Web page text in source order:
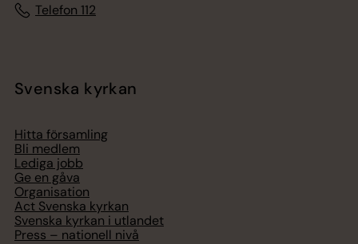
Telefon 112
Svenska kyrkan
Hitta församling
Bli medlem
Lediga jobb
Ge en gåva
Organisation
Act Svenska kyrkan
Svenska kyrkan i utlandet
Press – nationell nivå